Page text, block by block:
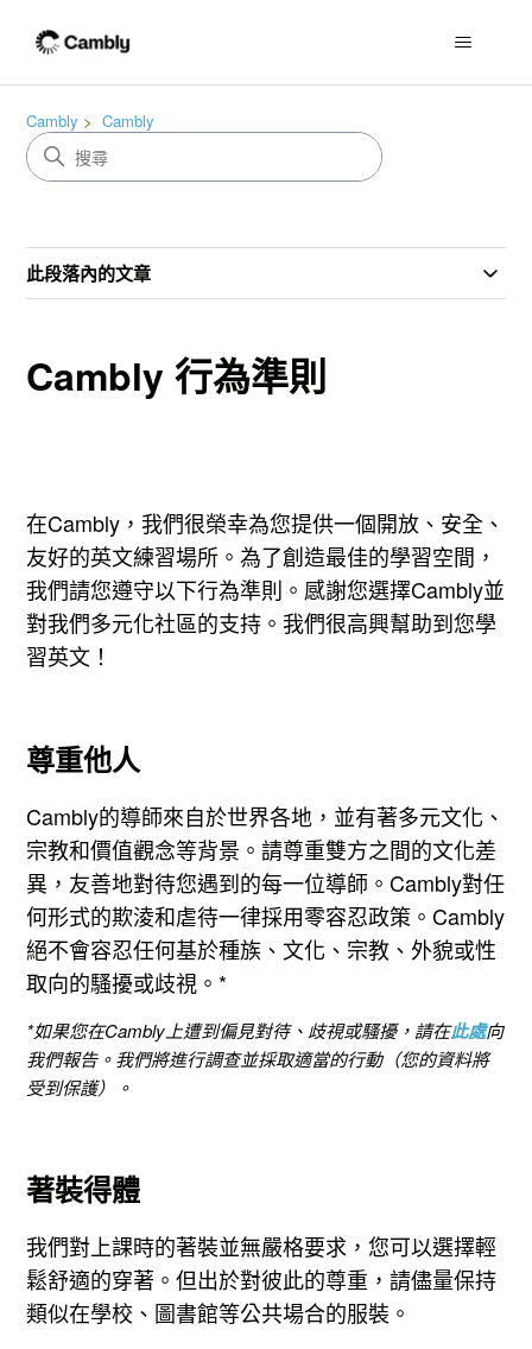
Cambly Cambly
此段落內的文章
Cambly 行為準則
在Cambly，我們很榮幸為您提供一個開放、安全、
友好的英文練習場所。為了創造最佳的學習空間，
我們請您遵守以下行為準則。感謝您選擇Cambly並
對我們多元化社區的支持。我們很高興幫助到您學
習英文！
尊重他人
Cambly的導師來自於世界各地，並有著多元文化、
宗教和價值觀念等背景。請尊重雙方之間的文化差
異，友善地對待您遇到的每一位導師。Cambly對任
何形式的欺淩和虐待一律採用零容忍政策。Cambly
絕不會容忍任何基於種族、文化、宗教、外貌或性
取向的騷擾或歧視。*
*如果您在Cambly上遭到偏見對待、歧視或騷擾，請在此處向
我們報告。我們將進行調查並採取適當的行動（您的資料將
受到保護）。
著裝得體
我們對上課時的著裝並無嚴格要求，您可以選擇輕
鬆舒適的穿著。但出於對彼此的尊重，請儘量保持
類似在學校、圖書館等公共場合的服裝。